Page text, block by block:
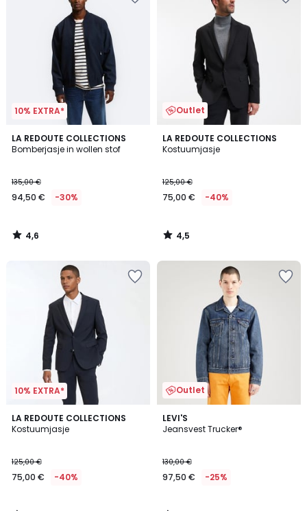
10% EXTRA*
LA REDOUTE COLLECTIONS
Bomberjasje in wollen stof
135,00 €
94,50 € -30%
4,6
/ 5
4,6
/
Outlet
LA REDOUTE COLLECTIONS
Kostuumjasje
125,00 €
75,00 € -40%
4,5
/ 5
4,5
/
10% EXTRA*
LA REDOUTE COLLECTIONS
Kostuumjasje
125,00 €
75,00 € -40%
4,5
/ 5
Outlet
LEVI'S
Jeansvest Trucker®
130,00 €
97,50 € -25%
4,9
/ 5